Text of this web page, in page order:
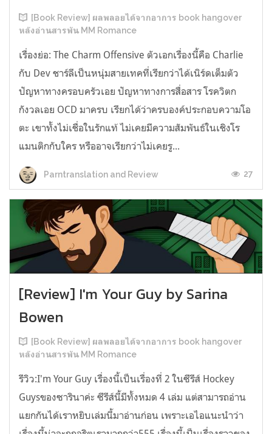
[Book Review] ผลพลอยได้จากอาการ book hangover
หลังอ่านสารพัน MM Romance
เรื่องย่อ: The Charm Offensive ตัวเอกเรื่องนี้คือ Charlie
กับ Dev ชาร์ลีเป็นหนุ่มสายเทคที่เรียกว่าได้เนิร์ดเต็มตัว
ปัญหาทางครอบครัวเอย ปัญหาทางการสื่อสาร โรควิตก
กังวลเอย OCD มาครบ เรียกได้ว่าครบองค์ประกอบความโอ
ตะ เขาทั้งไม่เชื่อในรักแท้ ไม่เคยมีความสัมพันธ์ในเชิงโร
แมนติกกับใคร หรืออาจเรียกว่าไม่เคยรู...
Parntranslation and Review 27
[Review] I'm Your Guy by Sarina
Bowen
[Book Review] ผลพลอยได้จากอาการ book hangover
หลังอ่านสารพัน MM Romance
รีวิว:I'm Your Guy เรื่องนี้เป็นเรื่องที่ 2 ในซีรีส์ Hockey
Guysของซารินาค่ะ ซีรีส์นี้มีทั้งหมด 4 เล่ม แต่สามารถอ่าน
แยกกันได้เราหยิบเล่มนี้มาอ่านก่อน เพราะเอไอแนะนำว่า